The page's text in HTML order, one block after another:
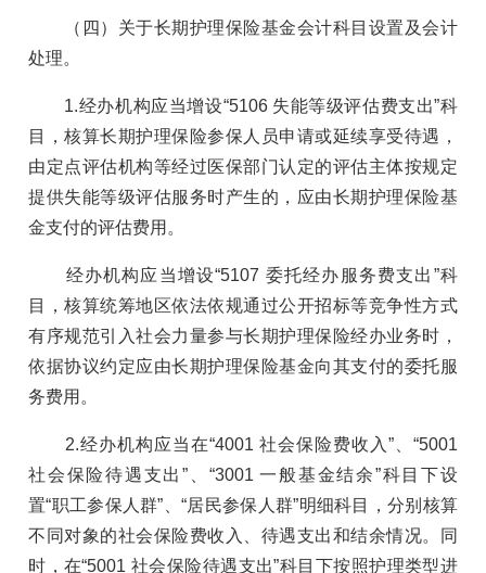
（四）关于长期护理保险基金会计科目设置及会计
处理。
1.经办机构应当增设“5106 失能等级评估费支出”科
目，核算长期护理保险参保人员申请或延续享受待遇，
由定点评估机构等经过医保部门认定的评估主体按规定
提供失能等级评估服务时产生的，应由长期护理保险基
金支付的评估费用。
经办机构应当增设“5107 委托经办服务费支出”科
目，核算统筹地区依法依规通过公开招标等竞争性方式
有序规范引入社会力量参与长期护理保险经办业务时，
依据协议约定应由长期护理保险基金向其支付的委托服
务费用。
2.经办机构应当在“4001 社会保险费收入”、“5001
社会保险待遇支出”、“3001 一般基金结余”科目下设
置“职工参保人群”、“居民参保人群”明细科目，分别核算
不同对象的社会保险费收入、待遇支出和结余情况。同
时，在“5001 社会保险待遇支出”科目下按照护理类型进